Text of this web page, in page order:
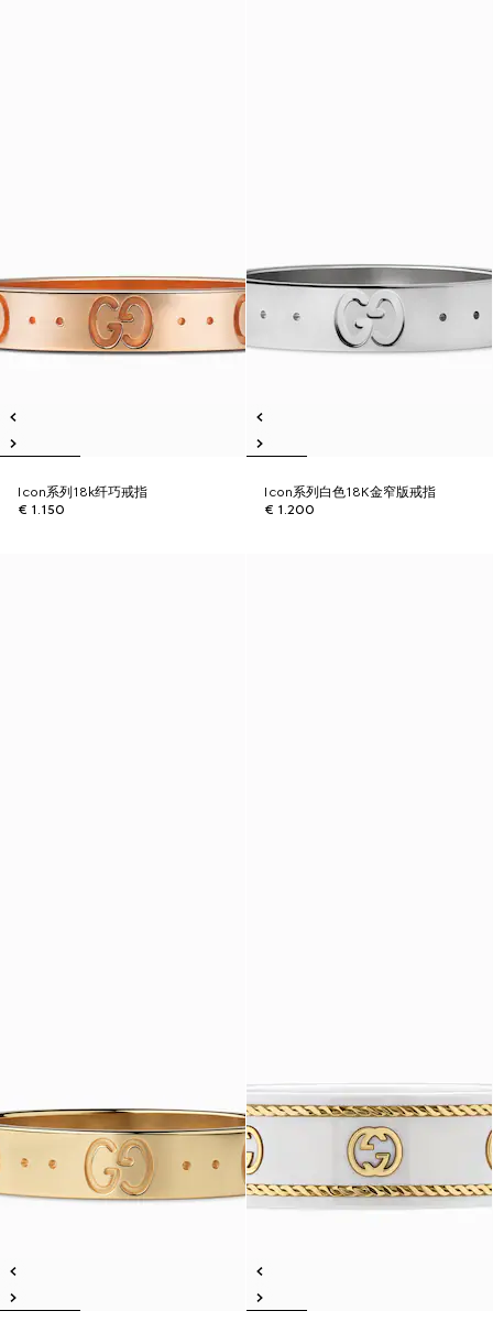
Icon系列18k纤巧戒指
€ 1.150
Icon系列白色18K金窄版戒指
€ 1.200